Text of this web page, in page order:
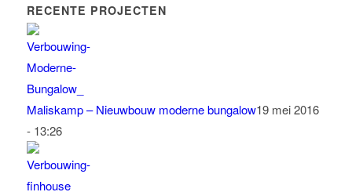
RECENTE PROJECTEN
Maliskamp – Nieuwbouw moderne bungalow19 mei 2016
- 13:26